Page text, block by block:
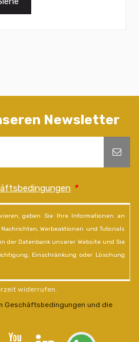
Newsletter
*
geben Sie Ihre Informationen an
Werbeaktionen und Tutorials
der Datenbank unserer Website und Sie
Einschränkung oder Löschung
widerrufen.
Geschäftsbedingungen und die